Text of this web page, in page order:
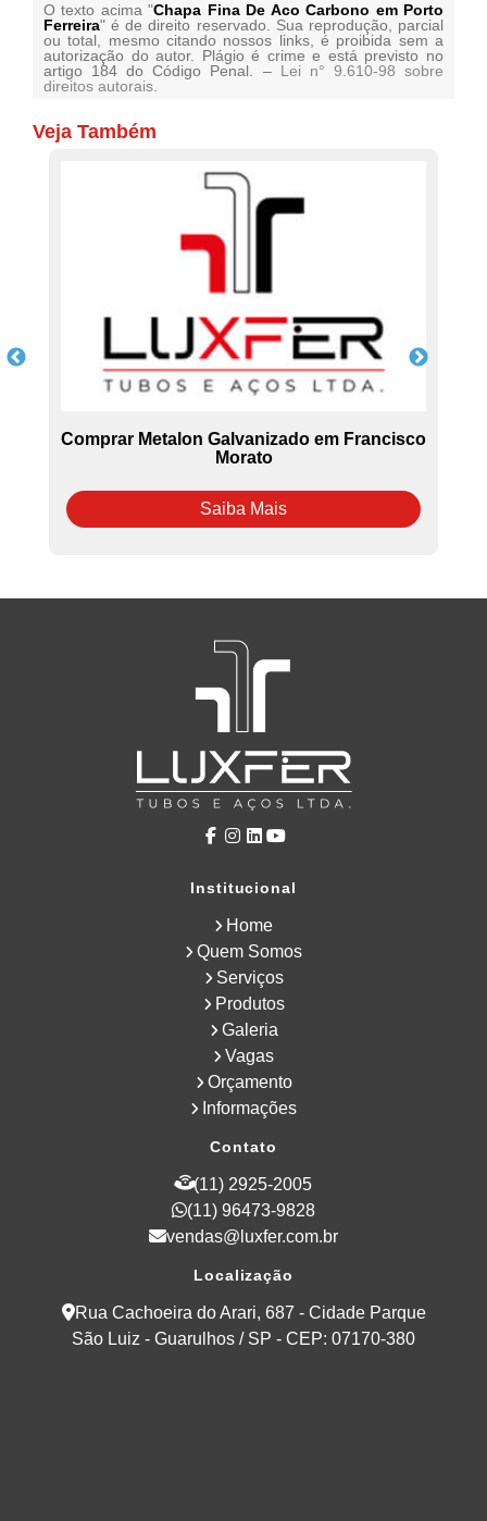
O texto acima "Chapa Fina De Aco Carbono em Porto
Ferreira" é de direito reservado. Sua reprodução, parcial
ou total, mesmo citando nossos links, é proibida sem a
autorização do autor. Plágio é crime e está previsto no
artigo 184 do Código Penal. – Lei n° 9.610-98 sobre
direitos autorais
Veja Também
Comprar Metalon Galvanizado em Francisco
Morato
Saiba Mais
Institucional
Home
Quem Somos
Serviços
Produtos
Galeria
Vagas
Orçamento
Informações
Contato
(11) 2925-2005
(11) 96473-9828
vendas@luxfer.com.br
Localização
Rua Cachoeira do Arari, 687 - Cidade Parque
São Luiz - Guarulhos / SP - CEP: 07170-380